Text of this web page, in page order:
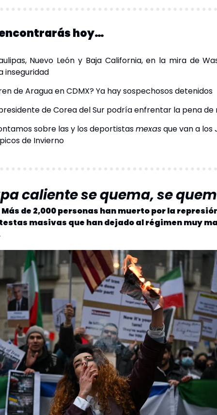
encontrarás hoy…
Nuevo León y Baja California, en la mira de
inseguridad
de Aragua en CDMX? Ya hay sospechosos detenidos
de Corea del Sur podría enfrentar la pena
sobre las y los deportistas mexas que van a los
de Invierno
caliente se quema, se
Más de 2,000 personas han muerto por la
masivas que han dejado al régimen muy